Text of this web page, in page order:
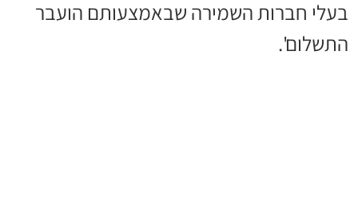
בעלי חברות השמירה שבאמצעותם הועבר
התשלום'.